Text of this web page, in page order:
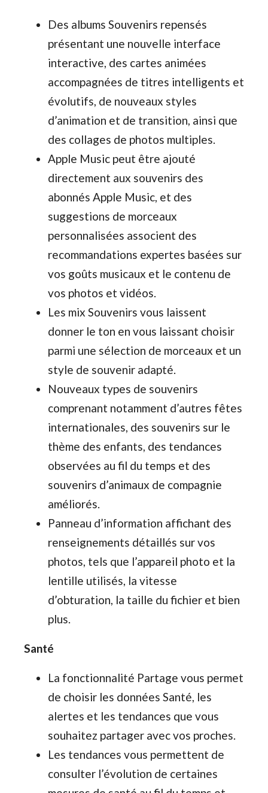
Des albums Souvenirs repensés
présentant une nouvelle interface
interactive, des cartes animées
accompagnées de titres intelligents et
évolutifs, de nouveaux styles
d’animation et de transition, ainsi que
des collages de photos multiples.
Apple Music peut être ajouté
directement aux souvenirs des
abonnés Apple Music, et des
suggestions de morceaux
personnalisées associent des
recommandations expertes basées sur
vos goûts musicaux et le contenu de
vos photos et vidéos.
Les mix Souvenirs vous laissent
donner le ton en vous laissant choisir
parmi une sélection de morceaux et un
style de souvenir adapté.
Nouveaux types de souvenirs
comprenant notamment d’autres fêtes
internationales, des souvenirs sur le
thème des enfants, des tendances
observées au fil du temps et des
souvenirs d’animaux de compagnie
améliorés.
Panneau d’information affichant des
renseignements détaillés sur vos
photos, tels que l’appareil photo et la
lentille utilisés, la vitesse
d’obturation, la taille du fichier et bien
plus.
Santé
La fonctionnalité Partage vous permet
de choisir les données Santé, les
alertes et les tendances que vous
souhaitez partager avec vos proches.
Les tendances vous permettent de
consulter l’évolution de certaines